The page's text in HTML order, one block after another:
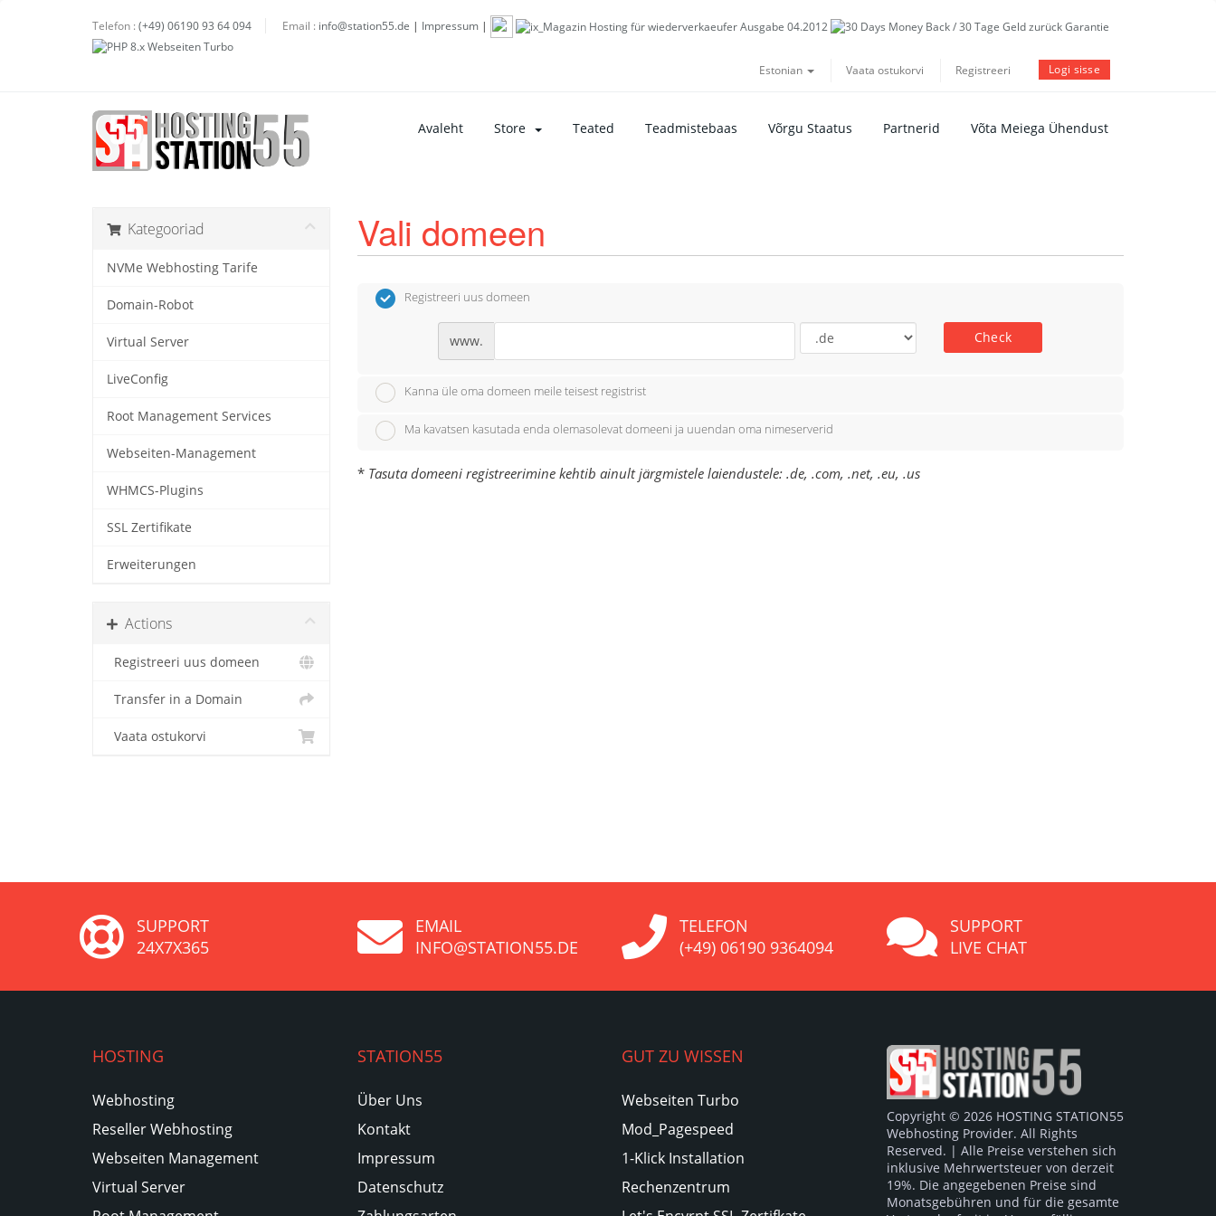
Telefon : (+49) 06190 93 64 094 Email : info@station55.de | Impressum |
Estonian Vaata ostukorvi Registreeri Logi sisse
Avaleht Store Teated Teadmistebaas Võrgu Staatus Partnerid Võta Meiega Ühendust
Kategooriad
NVMe Webhosting Tarife
Domain-Robot
Virtual Server
LiveConfig
Root Management Services
Webseiten-Management
WHMCS-Plugins
SSL Zertifikate
Erweiterungen
Actions
Registreeri uus domeen
Transfer in a Domain
Vaata ostukorvi
Vali domeen
Registreeri uus domeen
www. Check
Kanna üle oma domeen meile teisest registrist
Ma kavatsen kasutada enda olemasolevat domeeni ja uuendan oma nimeserverid
* Tasuta domeeni registreerimine kehtib ainult järgmistele laiendustele: .de, .com, .net, .eu, .us
SUPPORT
24X7X365
EMAIL
INFO@STATION55.DE
TELEFON
(+49) 06190 9364094
SUPPORT
LIVE CHAT
HOSTING
Webhosting
Reseller Webhosting
Webseiten Management
Virtual Server
STATION55
Über Uns
Kontakt
Impressum
Datenschutz
GUT ZU WISSEN
Webseiten Turbo
Mod_Pagespeed
1-Klick Installation
Rechenzentrum
Copyright © 2026 HOSTING STATION55
Webhosting Provider. All Rights
Reserved. | Alle Preise verstehen sich
inklusive Mehrwertsteuer von derzeit
19%. Die angegebenen Preise sind
Monatsgebühren und für die gesamte